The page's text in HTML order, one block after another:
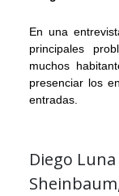
En una
principales
muchos
presenciar los
entradas.
Diego